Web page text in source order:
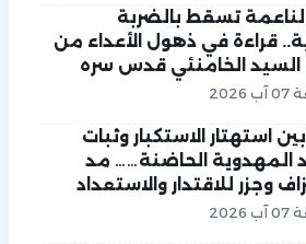
الناعمة تسقط بالضربة
قراءة في ذهول الأعداء من
السيد الخامنئي قدس سره
بين استهتار الاستكبار وثبات
المهدوية الحاضنة…… مد
وجزر للاقتدار والاستعداد